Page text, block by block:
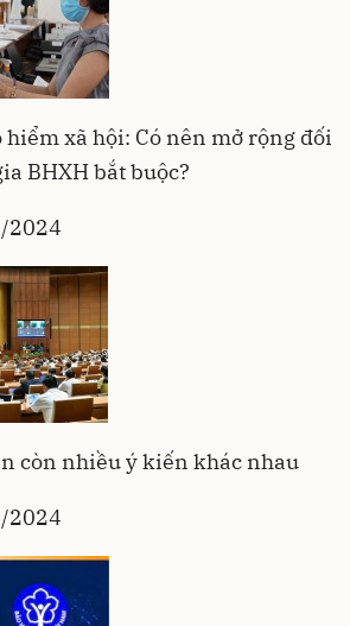
hiểm xã hội: Có nên mở rộng đối
BHXH bắt buộc?
2024
còn nhiều ý kiến khác nhau
2024